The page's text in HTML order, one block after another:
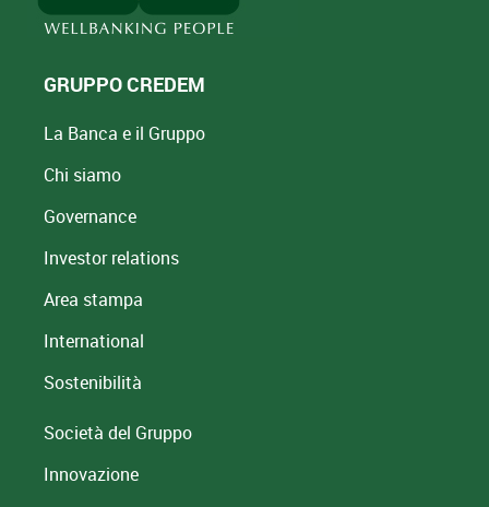
GRUPPO CREDEM
La Banca e il Gruppo
Chi siamo
Governance
Investor relations
Area stampa
International
Sostenibilità
Società del Gruppo
Innovazione